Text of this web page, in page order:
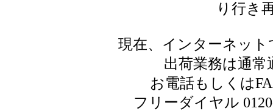
り行き
現在、インターネッ
出荷業務は通
お電話もしくは
フリーダイヤル